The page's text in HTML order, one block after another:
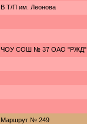
В Т/П им. Леонова
ЧОУ СОШ № 37 ОАО "РЖД"
Маршрут № 249